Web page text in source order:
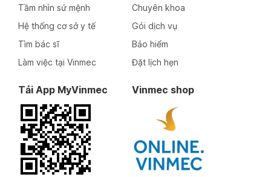
Tầm nhìn sứ mệnh
Hệ thống cơ sở y tế
Tìm bác sĩ
Làm việc tại Vinmec
Chuyên khoa
Gói dịch vụ
Bảo hiểm
Đặt lịch hẹn
Tải App MyVinmec Vinmec shop